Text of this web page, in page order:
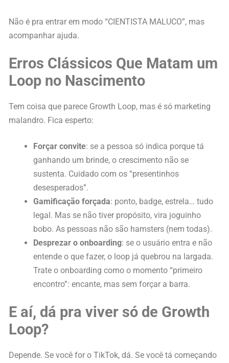
Não é pra entrar em modo “CIENTISTA MALUCO”, mas
acompanhar ajuda.
Erros Clássicos Que Matam um
Loop no Nascimento
Tem coisa que parece Growth Loop, mas é só marketing
malandro. Fica esperto:
Forçar convite: se a pessoa só indica porque tá
ganhando um brinde, o crescimento não se
sustenta. Cuidado com os “presentinhos
desesperados”.
Gamificação forçada: ponto, badge, estrela… tudo
legal. Mas se não tiver propósito, vira joguinho
bobo. As pessoas não são hamsters (nem todas).
Desprezar o onboarding: se o usuário entra e não
entende o que fazer, o loop já quebrou na largada.
Trate o onboarding como o momento “primeiro
encontro”: encante, mas sem forçar a barra.
E aí, dá pra viver só de Growth
Loop?
Depende. Se você for o TikTok, dá. Se você tá começando